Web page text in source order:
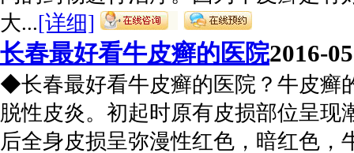
大...[详细]
长春最好看牛皮癣的医院2016-
◆长春最好看牛皮癣的医院？牛皮癣
脱性皮炎。初起时原有皮损部位呈现
后全身皮损呈弥漫性红色，暗红色，